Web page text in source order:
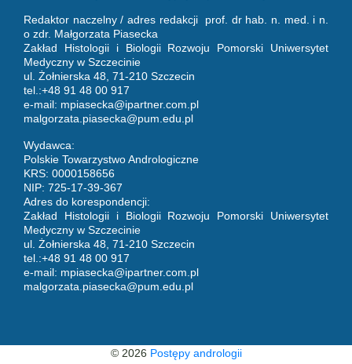
Redaktor naczelny / adres redakcji prof. dr hab. n. med. i n.
o zdr. Małgorzata Piasecka
Zakład Histologii i Biologii Rozwoju Pomorski Uniwersytet
Medyczny w Szczecinie
ul. Żołnierska 48, 71-210 Szczecin
tel.:+48 91 48 00 917
e-mail: mpiasecka@ipartner.com.pl
malgorzata.piasecka@pum.edu.pl
Wydawca:
Polskie Towarzystwo Andrologiczne
KRS: 0000158656
NIP: 725-17-39-367
Adres do korespondencji:
Zakład Histologii i Biologii Rozwoju Pomorski Uniwersytet
Medyczny w Szczecinie
ul. Żołnierska 48, 71-210 Szczecin
tel.:+48 91 48 00 917
e-mail: mpiasecka@ipartner.com.pl
malgorzata.piasecka@pum.edu.pl
© 2026 Postępy andrologii